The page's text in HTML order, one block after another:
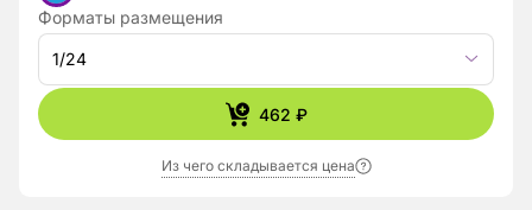
Форматы размещения
1/24
462 ₽
Из чего складывается цена